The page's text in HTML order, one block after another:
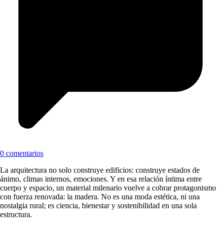
0 comentarios
La arquitectura no solo construye edificios: construye estados de
ánimo, climas internos, emociones. Y en esa relación íntima entre
cuerpo y espacio, un material milenario vuelve a cobrar protagonismo
con fuerza renovada: la madera. No es una moda estética, ni una
nostalgia rural; es ciencia, bienestar y sostenibilidad en una sola
estructura.